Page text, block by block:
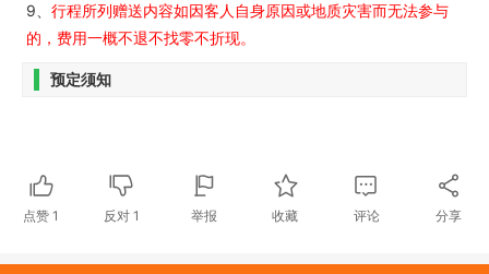
9、 行程所列赠送内容如因客人自身原因或地质灾害而无法参与
的，费用一概不退不找零不折现。
预定须知
点赞 1 反对1 举报 收藏 评论 分享